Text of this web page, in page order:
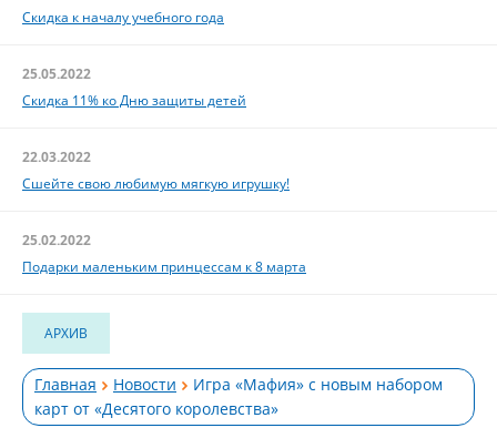
Скидка к началу учебного года
25.05.2022
Скидка 11% ко Дню защиты детей
22.03.2022
Сшейте свою любимую мягкую игрушку!
25.02.2022
Подарки маленьким принцессам к 8 марта
АРХИВ
Главная Новости
Игра «Мафия» с новым набором
карт от «Десятого королевства»